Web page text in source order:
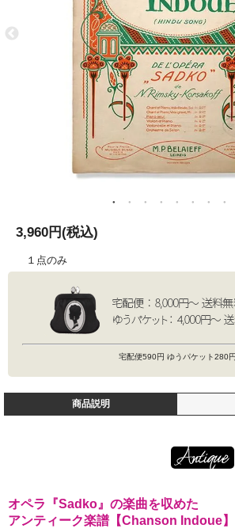
3,960円(税込)
１点のみ
宅配便590円 ゆうパケット280円
商品説明
オペラ『Sadko』の楽曲を収めた
アンティーク楽譜【Chanson Indoue